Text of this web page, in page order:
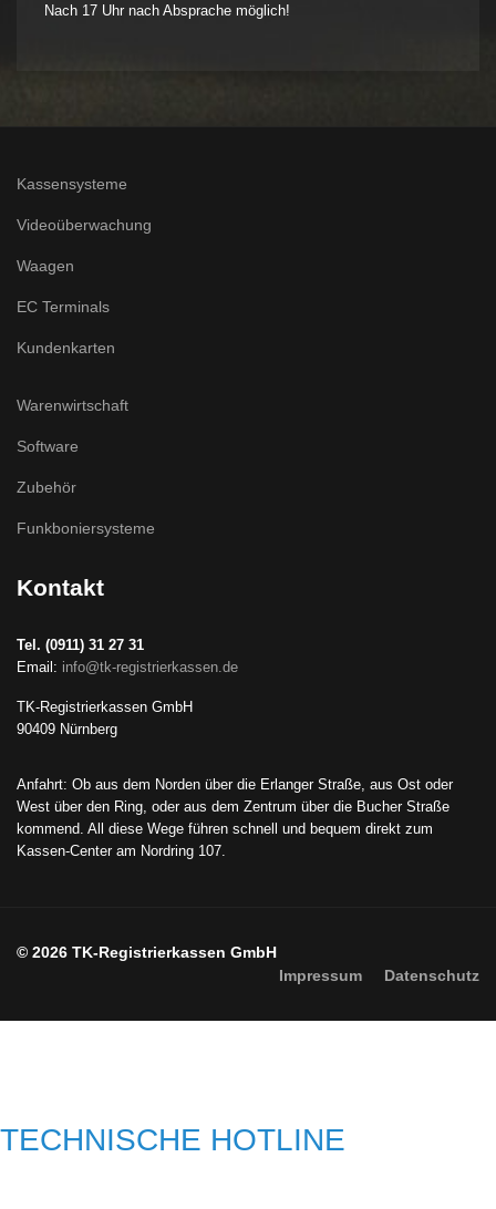
Nach 17 Uhr nach Absprache möglich!
Kassensysteme
Videoüberwachung
Waagen
EC Terminals
Kundenkarten
Warenwirtschaft
Software
Zubehör
Funkboniersysteme
Kontakt
Tel. (0911) 31 27 31
Email: info@tk-registrierkassen.de
TK-Registrierkassen GmbH
90409 Nürnberg
Anfahrt: Ob aus dem Norden über die Erlanger Straße, aus Ost oder
West über den Ring, oder aus dem Zentrum über die Bucher Straße
kommend. All diese Wege führen schnell und bequem direkt zum
Kassen-Center am Nordring 107.
© 2026 TK-Registrierkassen GmbH
Impressum
Datenschutz
TECHNISCHE HOTLINE